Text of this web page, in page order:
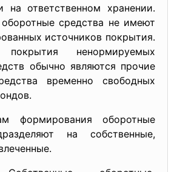
на ответственном хранении.
средства не имеют
источников покрытия.
покрытия ненормируемых
обычно являются прочие
временно свободных
формирования оборотные
на собственные,